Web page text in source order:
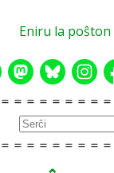
Eniru la poŝton